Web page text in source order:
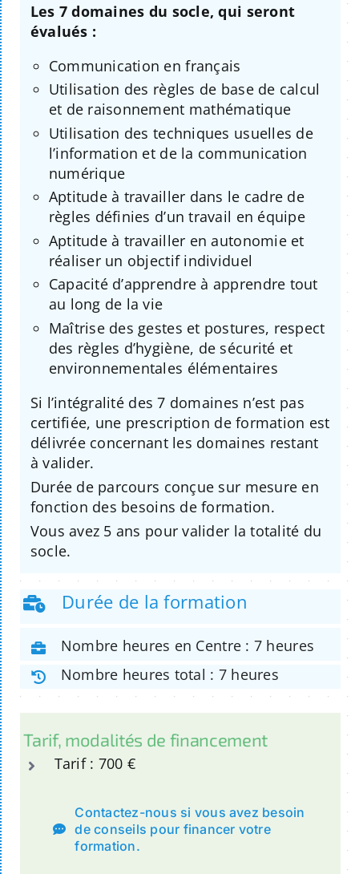
Les 7 domaines du socle, qui seront
évalués :
Communication en français
Utilisation des règles de base de calcul
et de raisonnement mathématique
Utilisation des techniques usuelles de
l’information et de la communication
numérique
Aptitude à travailler dans le cadre de
règles définies d’un travail en équipe
Aptitude à travailler en autonomie et
réaliser un objectif individuel
Capacité d’apprendre à apprendre tout
au long de la vie
Maîtrise des gestes et postures, respect
des règles d’hygiène, de sécurité et
environnementales élémentaires
Si l’intégralité des 7 domaines n’est pas
certifiée, une prescription de formation est
délivrée concernant les domaines restant
à valider.
Durée de parcours conçue sur mesure en
fonction des besoins de formation.
Vous avez 5 ans pour valider la totalité du
socle.
Durée de la formation
Nombre heures en Centre : 7 heures
Nombre heures total : 7 heures
Tarif, modalités de financement
Tarif : 700 €
Contactez-nous si vous avez besoin
de conseils pour financer votre
formation.